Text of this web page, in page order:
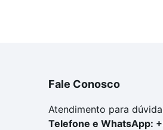
Fale Conosco
Atendimento para
Telefone e WhatsApp: